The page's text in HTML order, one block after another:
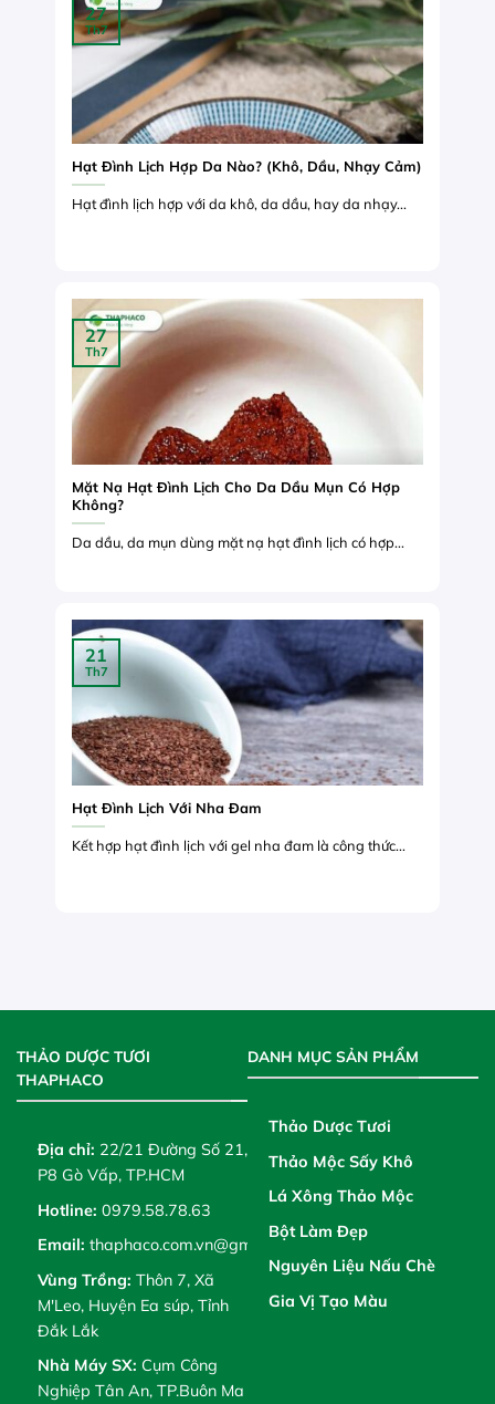
Hạt Đình Lịch Hợp Da Nào? (Khô, Dầu, Nhạy Cảm)
Hạt đình lịch hợp với da khô, da dầu, hay da nhạy...
27
Th7
Mặt Nạ Hạt Đình Lịch Cho Da Dầu Mụn Có Hợp
Không?
Da dầu, da mụn dùng mặt nạ hạt đình lịch có hợp...
27
Th7
Hạt Đình Lịch Với Nha Đam
Kết hợp hạt đình lịch với gel nha đam là công thức...
21
Th7
THẢO DƯỢC TƯƠI
THAPHACO
Địa chỉ: 22/21 Đường Số 21,
P8 Gò Vấp, TP.HCM
Hotline: 0979.58.78.63
Email: thaphaco.com.vn@gmail.com
Vùng Trồng: Thôn 7, Xã
M'Leo, Huyện Ea súp, Tỉnh
Đắk Lắk
Nhà Máy SX: Cụm Công
Nghiệp Tân An, TP.Buôn Ma
DANH MỤC SẢN PHẨM
Thảo Dược Tươi
Thảo Mộc Sấy Khô
Lá Xông Thảo Mộc
Bột Làm Đẹp
Nguyên Liệu Nấu Chè
Gia Vị Tạo Màu